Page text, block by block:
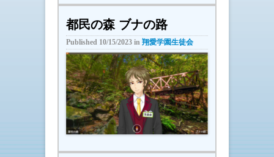
都民の森 ブナの路
Published 10/15/2023 in 翔愛学園生徒会